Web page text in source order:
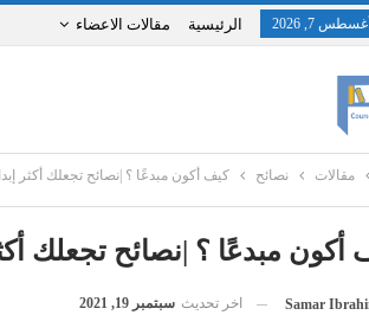
7, 2026 الرئيسية مقالات الاعضاء
مقالات نصائح كيف أكون مبدعًا ؟ |نصائح تجعلك أكثر
أكون مبدعًا ؟ |نصائح تجعلك
Samar اخر تحديث سبتمبر 19, 2021